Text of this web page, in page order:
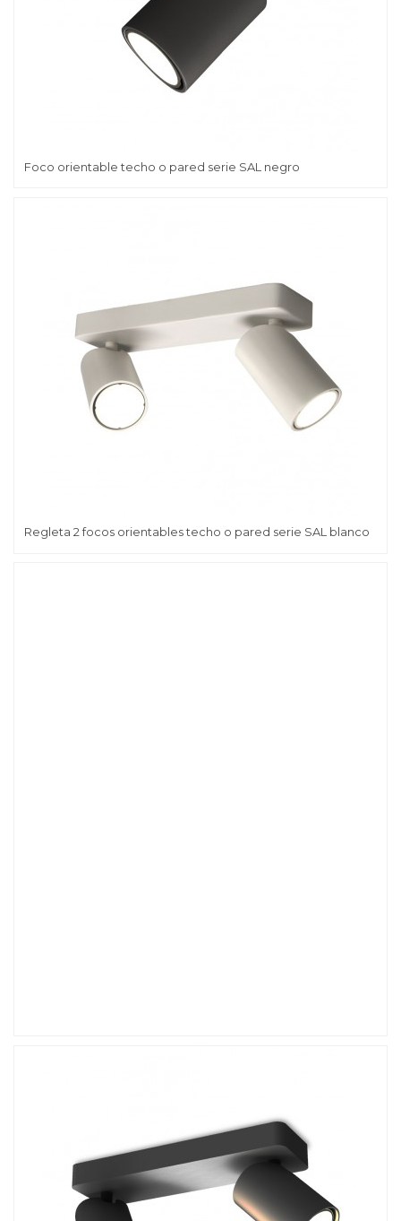
Foco orientable techo o pared serie SAL negro
Regleta 2 focos orientables techo o pared serie SAL blanco